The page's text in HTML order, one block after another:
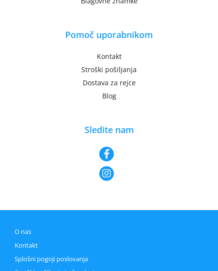
Pomoč uporabnikom
Kontakt
Stroški pošiljanja
Dostava za rejce
Blog
Sledite nam
O nas
Kontakt
Splošni pogoji poslovanja